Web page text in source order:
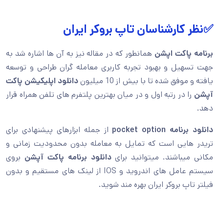
✅نظر کارشناسان تاپ بروکر ایران
برنامه پاکت اپشن همانطور که در مقاله نیز به آن ها اشاره شد به
جهت تسهیل و بهبود تجربه کاربری معامله گران طراحی و توسعه
یافته و موفق شده تا با بیش از 10 میلیون
دانلود اپلیکیشن پاکت
آپشن را در رتبه اول و در میان بهترین پلتفرم های تلفن همراه قرار
دهد.
دانلود برنامه pocket option
از جمله ابزارهای پیشنهادی برای
تریدر هایی است که تمایل به معامله بدون محدودیت زمانی و
مکانی میباشند. میتوانید برایدانلود برنامه پاکت آپشن بروی
سیستم عامل های اندروید و IOS از لینک های مستقیم و بدون
فیلتر تاپ بروکر ایران بهره مند شوید.